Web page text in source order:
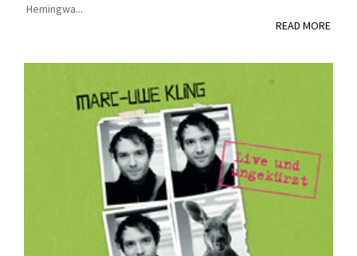
Hemingwa...
READ MORE